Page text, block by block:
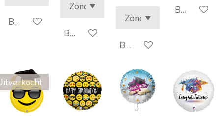
Bekijk details
Bekijk details
Bekijk details
Bekijk